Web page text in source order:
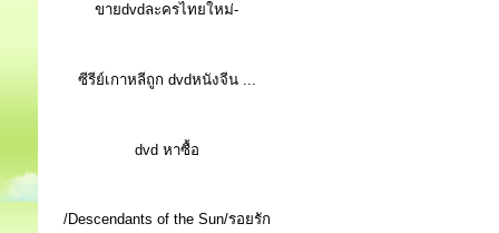
ขายdvdละครไทยใหม่-
ซีรีย์เกาหลีถูก dvdหนังจีน ...
dvd หาซื้อ
/Descendants of the Sun/รอยรัก